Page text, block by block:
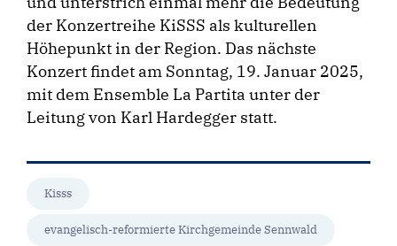
der Konzertreihe KiSSS als kulturellen
Höhepunkt in der Region. Das nächste
Konzert findet am Sonntag, 19. Januar 2025,
mit dem Ensemble La Partita unter der
Leitung von Karl Hardegger statt.
Kisss
evangelisch-reformierte Kirchgemeinde Sennwald